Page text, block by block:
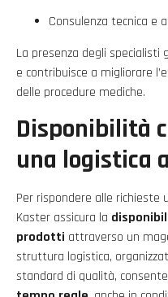
Consulenza tecnica e
La presenza degli specialisti
e contribuisce a migliorare
delle procedure mediche.
Disponibilità
una logistica
Per rispondere alle
Kaster assicura la
prodotti attraverso un
struttura logistica,
standard di qualità,